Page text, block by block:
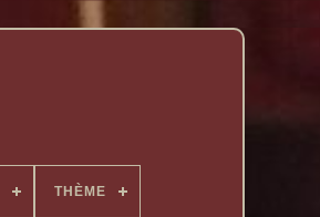
THÈME